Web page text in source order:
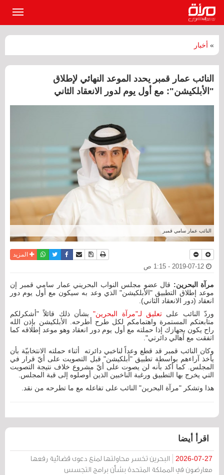
» أخبار
النائب عمار قمبر يحدد الموعد النهائي لإطلاق
"الأبلكيشن": مع أول يوم لدور الانعقاد الثاني
النائب عمار سامي قمبر
نسخة للطباعة
حفظ الموضوع
أرسل الى صديق
فيسبوكتويترواتسابالمزيد
مرآة البحرين: قال عضو مجلس النواب البحريني عمار سامي قمبر إن
موعد إطلاق التطبيق "الأبلكيشن" الذي وعد به سيكون مع أول يوم دور
انعقاد (دور الانعقاد الثاني).
وردّ النائب على تعليق لـ"مرآة البحرين" بشأن ذلك قائلاً "أشكرلكم
متابعتكم المستمرة واهتمامكم لكل طرح أطرحه. الأبلكيشن بإذن الله
راح يكون بجهازك إذا حملته مع أول يوم دور انعقاد وهو موعد إطلاقه كما
اتفقت مع أهالي دائرتي".
وكان النائب قمبر قد قطع وعداً لناخبي دائرته أثناء حملته الانتخابيّة بأن
يأخذ آراءهم بواسطة تطبيق "أبلكيشن" قبل التصويت على أيّ قرار في
المجلس. كما أكد بأنه لن يصوت على أيّ مشروع خلاف نتيجة التصويت
التي يخرج بها التطبيق ورغبة الناخبين الذين أوصلوه إلى قبة المجلس.
هذا وتشكر "مرآة البحرين" النائب على تفاعله مع ما تطرحه من نقد.
اقرأ أيضا
2026-07-27
البحرين تخسر محاولتها لمنع دعوى قضائية رفعها
معارضون في المملكة المتحدة بشأن برامج التجسس